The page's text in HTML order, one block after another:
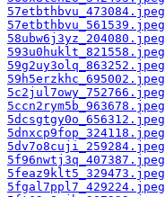
57etbthbvu_473084.jpeg
57etbthbvu_561539.jpeg
58ubw6j3yz_204080.jpeg
593u0huklt_821558.jpeg
59g2uy3olq_863252.jpeg
59h5erzkhc_695002.jpeg
5c2jul7owy_752766.jpeg
5ccn2rym5b_963678.jpeg
5dcsgtgy0o_656312.jpeg
5dnxcp9fop_324118.jpeg
5dv7o8cuji_259284.jpeg
5f96nwtj3q_407387.jpeg
5feaz9klt5_329473.jpeg
5fgal7ppl7_429224.jpeg